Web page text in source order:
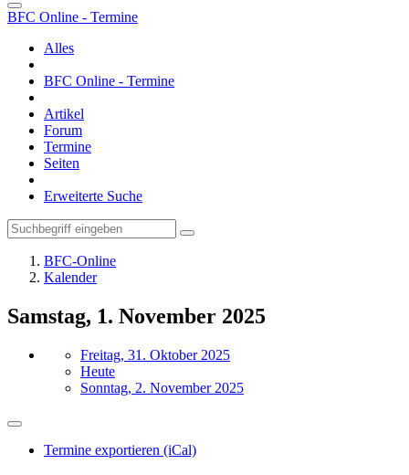
BFC Online - Termine
Alles
BFC Online - Termine
Artikel
Forum
Termine
Seiten
Erweiterte Suche
BFC-Online
Kalender
Samstag, 1. November 2025
Freitag, 31. Oktober 2025
Heute
Sonntag, 2. November 2025
Termine exportieren (iCal)